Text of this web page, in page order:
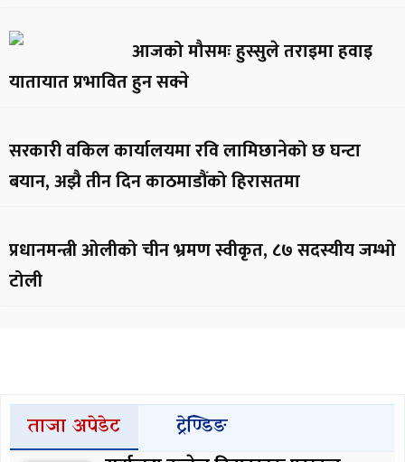
आजको मौसमः हुस्सुले तराइमा हवाइ
यातायात प्रभावित हुन सक्ने
सरकारी वकिल कार्यालयमा रवि लामिछानेको छ घन्टा
बयान, अझै तीन दिन काठमाडौंको हिरासतमा
प्रधानमन्त्री ओलीको चीन भ्रमण स्वीकृत, ८७ सदस्यीय जम्भो
टोली
ताजा अपेडेट ट्रेण्डिङ